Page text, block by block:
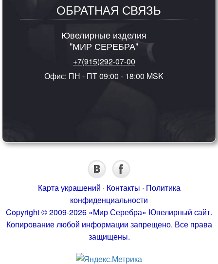
ОБРАТНАЯ СВЯЗЬ
Ювелирные изделия
"МИР СЕРЕБРА"
+7(915)292-07-00
Офис: ПН - ПТ 09:00 - 18:00 MSK
Карта украшений · Контакты · Политика
конфиденциальности
Copyright © 2009-2026 «Мир Серебра» Ювелирный сайт.
Копирование любой информации запрещено. Все права
защищены.